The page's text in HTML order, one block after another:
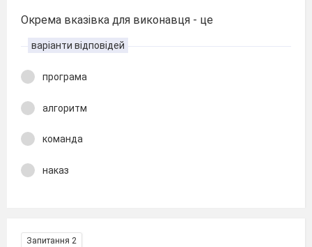
Окрема вказівка для виконавця - це
варіанти відповідей
програма
алгоритм
команда
наказ
Запитання 2